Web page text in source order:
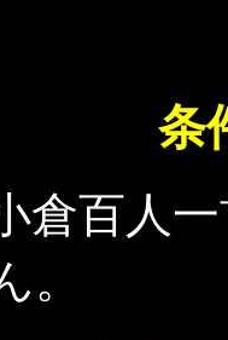
条
倉百人
。